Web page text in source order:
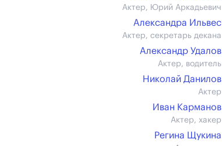
Актер, Юрий Аркадьевич
Александра Ильвес
Актер, секретарь декана
Александр Удалов
Актер, водитель
Николай Данилов
Актер
Иван Карманов
Актер, хакер
Регина Щукина